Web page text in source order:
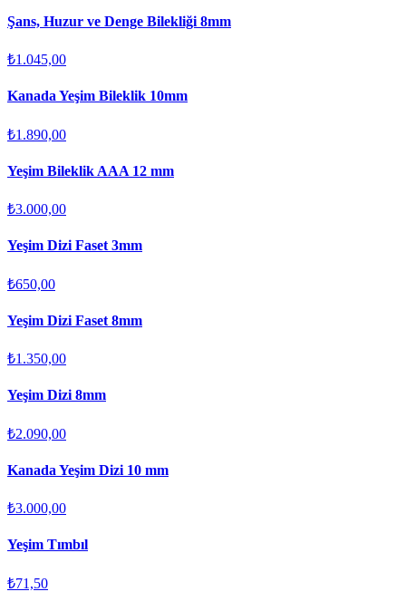
Şans, Huzur ve Denge Bilekliği 8mm
₺1.045,00
Kanada Yeşim Bileklik 10mm
₺1.890,00
Yeşim Bileklik AAA 12 mm
₺3.000,00
Yeşim Dizi Faset 3mm
₺650,00
Yeşim Dizi Faset 8mm
₺1.350,00
Yeşim Dizi 8mm
₺2.090,00
Kanada Yeşim Dizi 10 mm
₺3.000,00
Yeşim Tımbıl
₺71,50